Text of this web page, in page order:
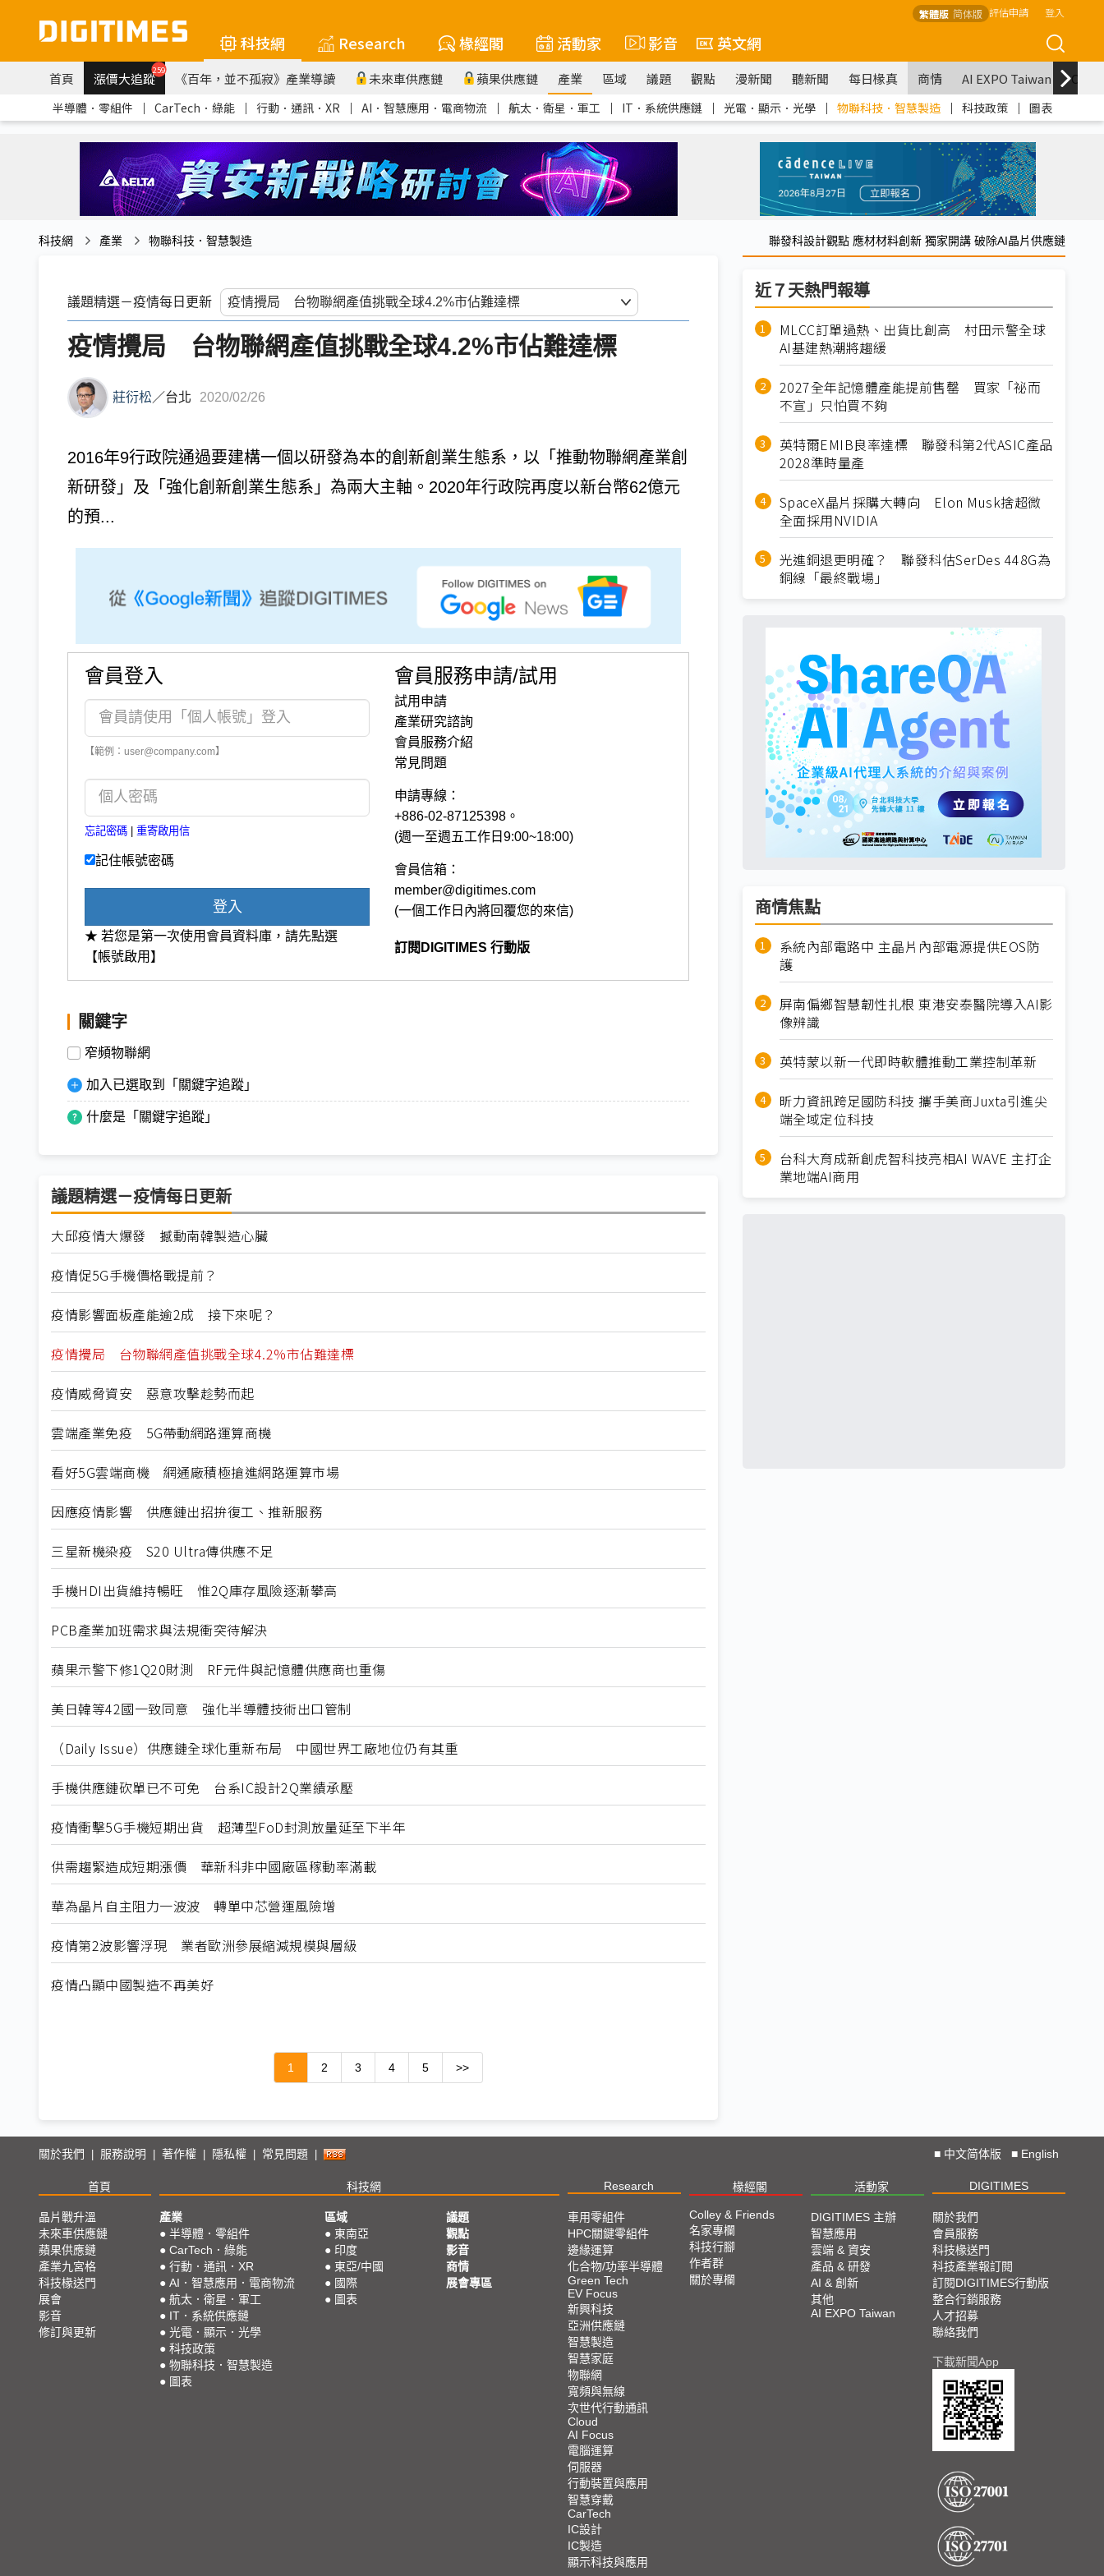
繁體版 简体版 評估申請 登入
科技網 Research 椽經閣 活動家 影音 英文網
首頁 漲價大追蹤259 《百年，並不孤寂》產業導讀 未來車供應鏈 蘋果供應鏈 產業 區域 議題 觀點 漫新聞 聽新聞 每日椽真 商情 AI EXPO Taiwan
半導體．零組件 ｜ CarTech．綠能 ｜ 行動．通訊．XR ｜ AI．智慧應用．電商物流 ｜ 航太．衛星．軍工 ｜ IT．系統供應鏈 ｜ 光電．顯示．光學 ｜ 物聯科技．智慧製造 ｜ 科技政策 ｜ 圖表
科技網 產業 物聯科技．智慧製造 聯發科設計觀點 應材材料創新 獨家開講 破除AI晶片供應鏈
議題精選－疫情每日更新
疫情攪局 台物聯網產值挑戰全球4.2%市佔難達標
莊衍松 ／台北 2020/02/26
2016年9行政院通過要建構一個以研發為本的創新創業生態系，以「推動物聯網產業創
新研發」及「強化創新創業生態系」為兩大主軸。2020年行政院再度以新台幣62億元
的預...
會員登入
【範例：user@company.com】
忘記密碼 重寄啟用信
記住帳號密碼
登入
★ 若您是第一次使用會員資料庫，請先點選
【帳號啟用】
會員服務申請/試用
試用申請
產業研究諮詢
會員服務介紹
常見問題
申請專線：
+886-02-87125398。
(週一至週五工作日9:00~18:00)
會員信箱：
member@digitimes.com
(一個工作日內將回覆您的來信)
訂閱DIGITIMES 行動版
關鍵字
窄頻物聯網
加入已選取到「關鍵字追蹤」
什麼是「關鍵字追蹤」
議題精選－疫情每日更新
大邱疫情大爆發 撼動南韓製造心臟
疫情促5G手機價格戰提前？
疫情影響面板產能逾2成 接下來呢？
疫情攪局 台物聯網產值挑戰全球4.2%市佔難達標
疫情威脅資安 惡意攻擊趁勢而起
雲端產業免疫 5G帶動網路運算商機
看好5G雲端商機 網通廠積極搶進網路運算市場
因應疫情影響 供應鏈出招拚復工、推新服務
三星新機染疫 S20 Ultra傳供應不足
手機HDI出貨維持暢旺 惟2Q庫存風險逐漸攀高
PCB產業加班需求與法規衝突待解決
蘋果示警下修1Q20財測 RF元件與記憶體供應商也重傷
美日韓等42國一致同意 強化半導體技術出口管制
（Daily Issue）供應鏈全球化重新布局 中國世界工廠地位仍有其重
手機供應鏈砍單已不可免 台系IC設計2Q業績承壓
疫情衝擊5G手機短期出貨 超薄型FoD封測放量延至下半年
供需趨緊造成短期漲價 華新科非中國廠區稼動率滿載
華為晶片自主阻力一波波 轉單中芯營運風險增
疫情第2波影響浮現 業者歐洲參展縮減規模與層級
疫情凸顯中國製造不再美好
1 2 3 4 5 >>
近７天熱門報導
MLCC訂單過熱、出貨比創高 村田示警全球
AI基建熱潮將趨緩
2027全年記憶體產能提前售罄 買家「祕而
不宣」只怕買不夠
英特爾EMIB良率達標 聯發科第2代ASIC產品
2028準時量產
SpaceX晶片採購大轉向 Elon Musk捨超微
全面採用NVIDIA
光進銅退更明確？ 聯發科估SerDes 448G為
銅線「最終戰場」
商情焦點
系統內部電路中 主晶片內部電源提供EOS防
護
屏南偏鄉智慧韌性扎根 東港安泰醫院導入AI影
像辨識
英特蒙以新一代即時軟體推動工業控制革新
昕力資訊跨足國防科技 攜手美商Juxta引進尖
端全域定位科技
台科大育成新創虎智科技亮相AI WAVE 主打企
業地端AI商用
關於我們 服務說明 著作權 隱私權 常見問題 ■ 中文简体版 ■ English
首頁 科技網 Research 椽經閣 活動家 DIGITIMES
晶片戰升溫
未來車供應鏈
蘋果供應鏈
產業九宮格
科技椽送門
展會
影音
修訂與更新
產業
● 半導體．零組件
● CarTech．綠能
● 行動．通訊．XR
● AI．智慧應用．電商物流
● 航太．衛星．軍工
● IT．系統供應鏈
● 光電．顯示．光學
● 科技政策
● 物聯科技．智慧製造
● 圖表
區域
● 東南亞
● 印度
● 東亞/中國
● 國際
● 圖表
議題
觀點
影音
商情
展會專區
車用零組件
HPC關鍵零組件
邊緣運算
化合物/功率半導體
Green Tech
EV Focus
新興科技
亞洲供應鏈
智慧製造
智慧家庭
物聯網
寬頻與無線
次世代行動通訊
Cloud
AI Focus
電腦運算
伺服器
行動裝置與應用
智慧穿戴
CarTech
IC設計
IC製造
顯示科技與應用
Colley & Friends
名家專欄
科技行腳
作者群
關於專欄
DIGITIMES 主辦
智慧應用
雲端 & 資安
產品 & 研發
AI & 創新
其他
AI EXPO Taiwan
關於我們
會員服務
科技椽送門
科技產業報訂閱
訂閱DIGITIMES行動版
整合行銷服務
人才招募
聯絡我們
下載新聞App